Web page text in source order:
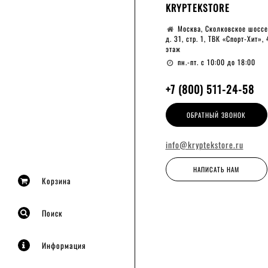
Корзина
Поиск
Информация
KRYPTEKSTORE
Москва, Сколковское
д. 31, стр. 1, ТВК «Спорт-Хит»,
этаж
пн.-пт. с 10:00 до 18:00
+7 (800) 511-24-58
ОБРАТНЫЙ ЗВОНОК
info@kryptekstore.ru
НАПИСАТЬ НАМ